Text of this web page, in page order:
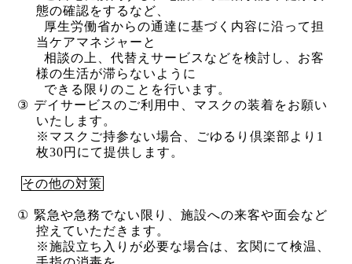
態の確認をするなど、
厚生労働省からの通達に基づく内容に沿って担
当ケアマネジャーと
相談の上、代替えサービスなどを検討し、 お客
様の生活が滞らないように
できる限りのことを行います。
③ デイサービスのご利用中、マスクの装着をお願い
いたします。
※マスクご持参ない場合、ごゆるり倶楽部より 1
枚30円にて提供します。
その他の対策
① 緊急や急務でない限り、施設への来客や面会など
控えていただきます。
※施設立ち入りが必要な場合は、玄関にて検温、